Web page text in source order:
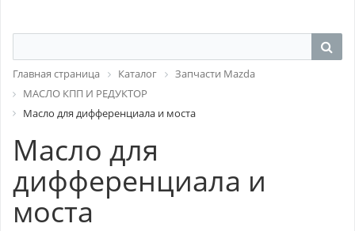
Главная страница Каталог
Запчасти Mazda
МАСЛО КПП И РЕДУКТОР
Масло для дифференциала и моста
Масло для
дифференциала и
моста